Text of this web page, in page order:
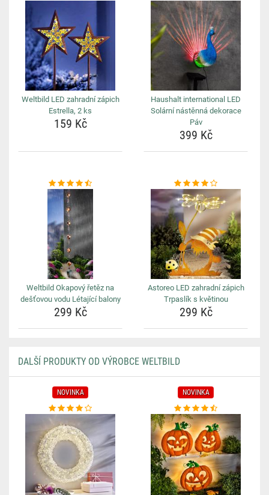
Weltbild LED zahradní zápich
Estrella, 2 ks
159 Kč
Haushalt international LED
Solární nástěnná dekorace
Páv
399 Kč
Weltbild Okapový řetěz na
dešťovou vodu Létající balony
299 Kč
Astoreo LED zahradní zápich
Trpaslík s květinou
299 Kč
DALŠÍ PRODUKTY OD VÝROBCE WELTBILD
NOVINKA NOVINKA